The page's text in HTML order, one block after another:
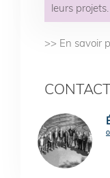
leurs projets.
>> En savoir